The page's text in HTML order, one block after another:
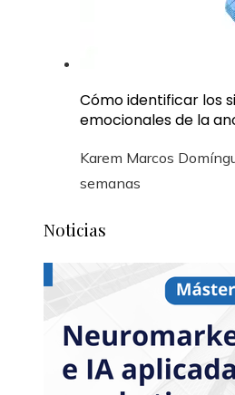
Cómo identificar los
emocionales de la
Karem Marcos
semanas
Noticias